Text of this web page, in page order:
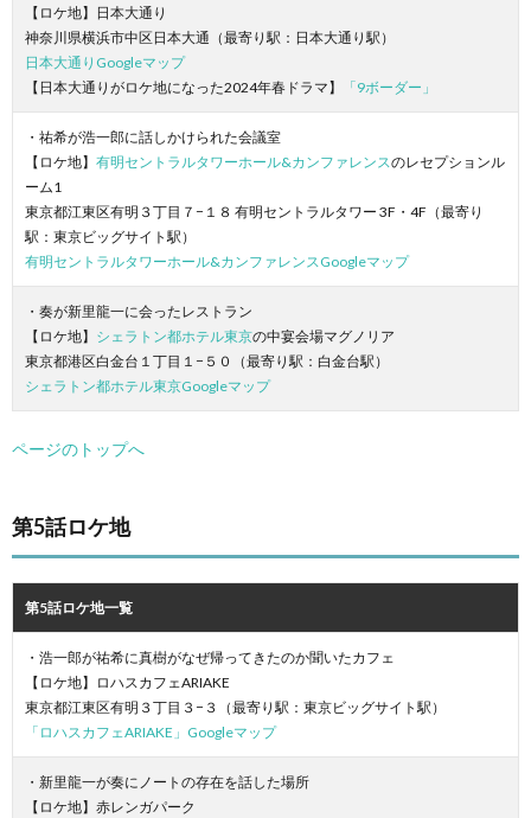
【ロケ地】日本大通り
神奈川県横浜市中区日本大通（最寄り駅：日本大通り駅）
日本大通りGoogleマップ
【日本大通りがロケ地になった2024年春ドラマ】
「9ボーダー」
・祐希が浩一郎に話しかけられた会議室
【ロケ地】 有明セントラルタワーホール&カンファレンスのレセプションル
ーム1
東京都江東区有明３丁目７−１８ 有明セントラルタワー 3F・4F（最寄り
駅：東京ビッグサイト駅）
有明セントラルタワーホール&カンファレンスGoogleマップ
・奏が新里龍一に会ったレストラン
【ロケ地】 シェラトン都ホテル東京の中宴会場マグノリア
東京都港区白金台１丁目１−５０（最寄り駅：白金台駅）
シェラトン都ホテル東京Googleマップ
ページのトップへ
第5話ロケ地
第5話ロケ地一覧
・浩一郎が祐希に真樹がなぜ帰ってきたのか聞いたカフェ
【ロケ地】ロハスカフェARIAKE
東京都江東区有明３丁目３−３（最寄り駅：東京ビッグサイト駅）
「ロハスカフェARIAKE」Googleマップ
・新里龍一が奏にノートの存在を話した場所
【ロケ地】赤レンガパーク